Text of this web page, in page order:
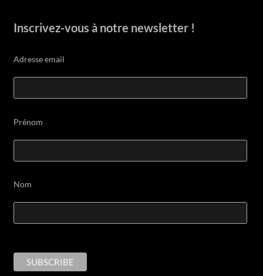
Inscrivez-vous à notre newsletter !
Adresse email
Prénom
Nom